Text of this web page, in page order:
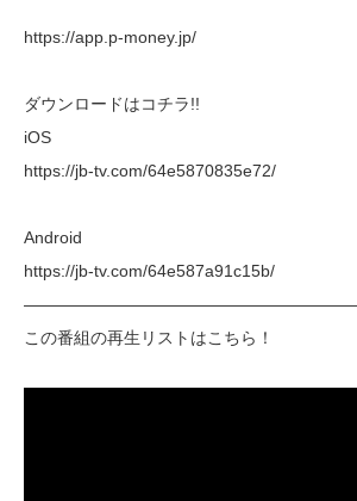
https://app.p-money.jp/
ダウンロードはコチラ!!
iOS
https://jb-tv.com/64e5870835e72/
Android
https://jb-tv.com/64e587a91c15b/
この番組の再生リストはこちら！